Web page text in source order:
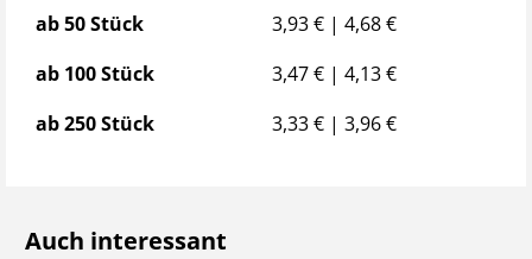
ab 50 Stück
3,93 € | 4,68 €
ab 100 Stück
3,47 € | 4,13 €
ab 250 Stück
3,33 € | 3,96 €
Auch interessant